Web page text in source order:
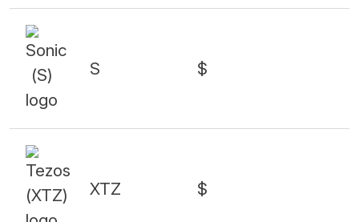
S $
XTZ $